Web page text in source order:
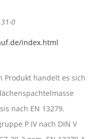
0
index.html
Produkt handelt es sich
nach EN 13279.
P IV nach DIN V